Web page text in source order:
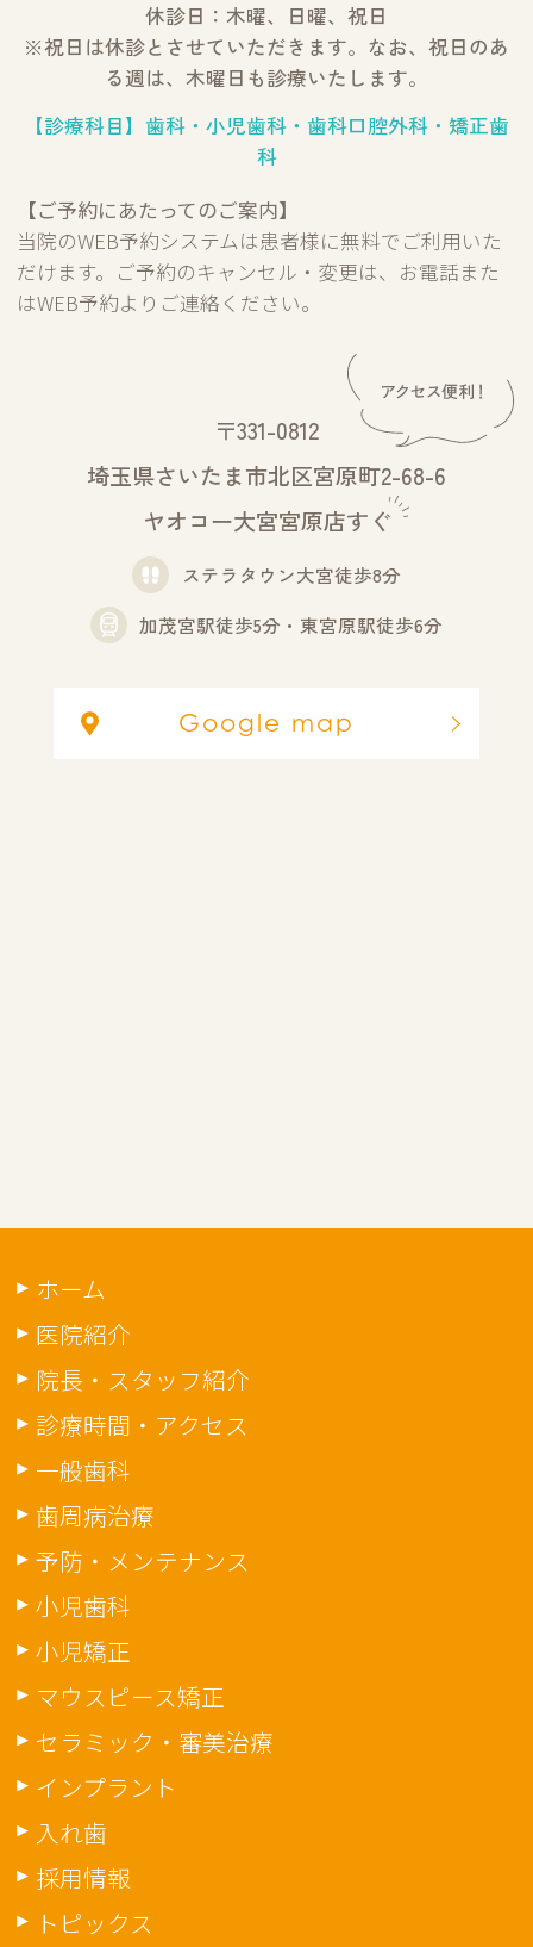
休診日：木曜、日曜、祝日
※祝日は休診とさせていただきます。なお、祝日のあ
る週は、木曜日も診療いたします。
【診療科目】歯科・小児歯科・歯科口腔外科・矯正歯
科
【ご予約にあたってのご案内】
当院のWEB予約システムは患者様に無料でご利用いた
だけます。ご予約のキャンセル・変更は、お電話また
はWEB予約よりご連絡ください。
〒331-0812
埼玉県さいたま市北区宮原町2-68-6
ヤオコー大宮宮原店すぐ
ステラタウン大宮徒歩8分
加茂宮駅徒歩5分・東宮原駅徒歩6分
Google map
ホーム
医院紹介
院長・スタッフ紹介
診療時間・アクセス
一般歯科
歯周病治療
予防・メンテナンス
小児歯科
小児矯正
マウスピース矯正
セラミック・審美治療
インプラント
入れ歯
採用情報
トピックス